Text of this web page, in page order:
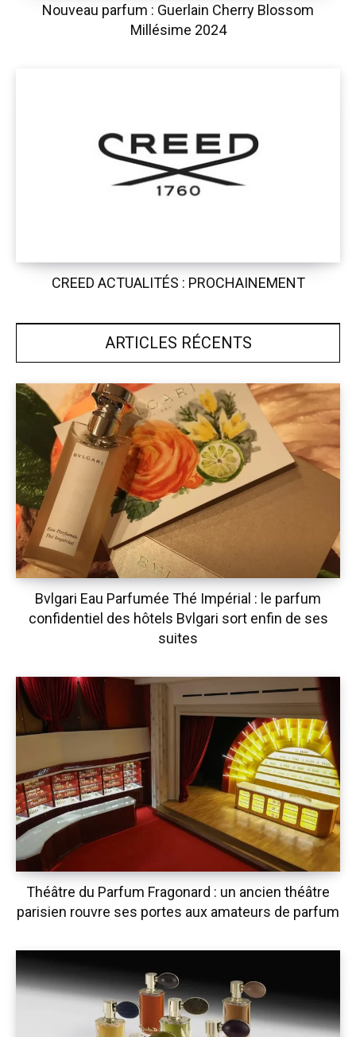
Nouveau parfum : Guerlain Cherry Blossom
Millésime 2024
CREED ACTUALITÉS : PROCHAINEMENT
ARTICLES RÉCENTS
Bvlgari Eau Parfumée Thé Impérial : le parfum
confidentiel des hôtels Bvlgari sort enfin de ses
suites
Théâtre du Parfum Fragonard : un ancien théâtre
parisien rouvre ses portes aux amateurs de parfum